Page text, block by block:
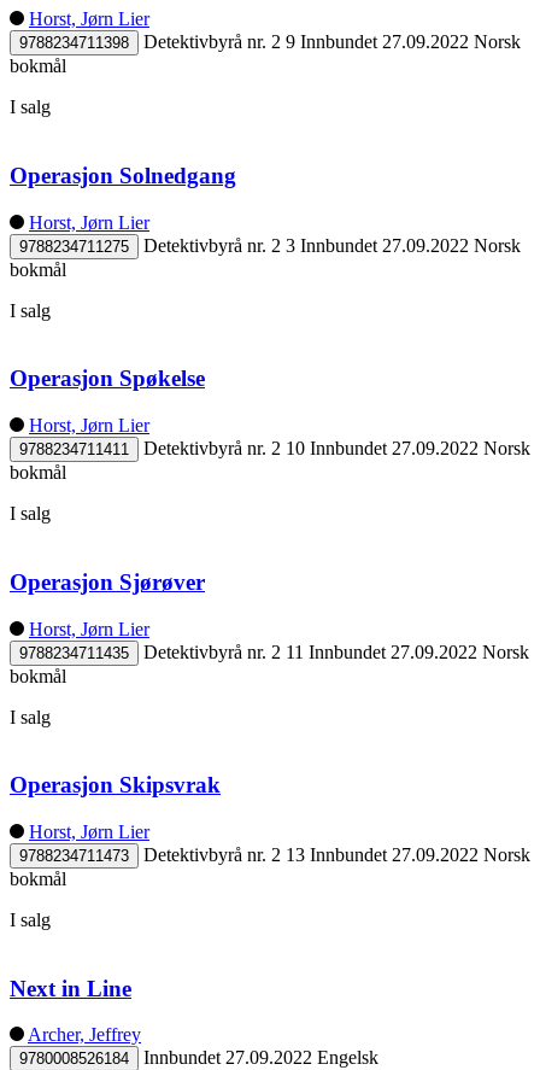
Horst, Jørn Lier
9788234711398 Detektivbyrå nr. 2 9 Innbundet 27.09.2022 Norsk
bokmål
I salg
Operasjon Solnedgang
Horst, Jørn Lier
9788234711275 Detektivbyrå nr. 2 3 Innbundet 27.09.2022 Norsk
bokmål
I salg
Operasjon Spøkelse
Horst, Jørn Lier
9788234711411 Detektivbyrå nr. 2 10 Innbundet 27.09.2022 Norsk
bokmål
I salg
Operasjon Sjørøver
Horst, Jørn Lier
9788234711435 Detektivbyrå nr. 2 11 Innbundet 27.09.2022 Norsk
bokmål
I salg
Operasjon Skipsvrak
Horst, Jørn Lier
9788234711473 Detektivbyrå nr. 2 13 Innbundet 27.09.2022 Norsk
bokmål
I salg
Next in Line
Archer, Jeffrey
9780008526184 Innbundet 27.09.2022 Engelsk